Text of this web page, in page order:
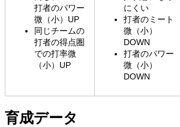
打者のパワー
微（小）UP
同じチームの
打者の得点圏
での打率微
（小）UP
にくい
打者のミート
微（小）
DOWN
打者のパワー
微（小）
DOWN
育成データ